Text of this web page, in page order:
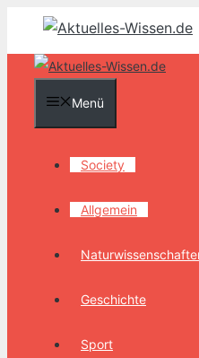
springen
Menü
Society
Allgemein
Geschichte
Sport